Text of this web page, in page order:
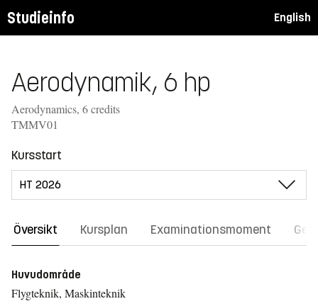
Studieinfo English
Aerodynamik, 6 hp
Aerodynamics, 6 credits
TMMV01
Kursstart
Översikt Kursplan Examinationsmoment
Huvudområde
Flygteknik, Maskinteknik